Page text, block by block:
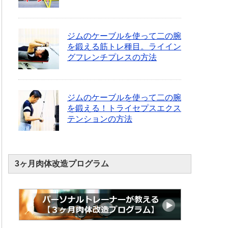
ジムのケーブルを使って二の腕
を鍛える筋トレ種目。ライイン
グフレンチプレスの方法
ジムのケーブルを使って二の腕
を鍛える！トライセプスエクス
テンションの方法
3ヶ月肉体改造プログラム